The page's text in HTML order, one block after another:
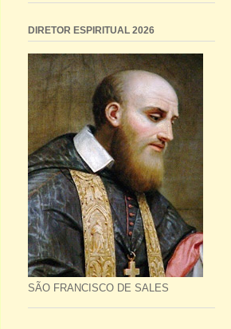
DIRETOR ESPIRITUAL 2026
SÃO FRANCISCO DE SALES